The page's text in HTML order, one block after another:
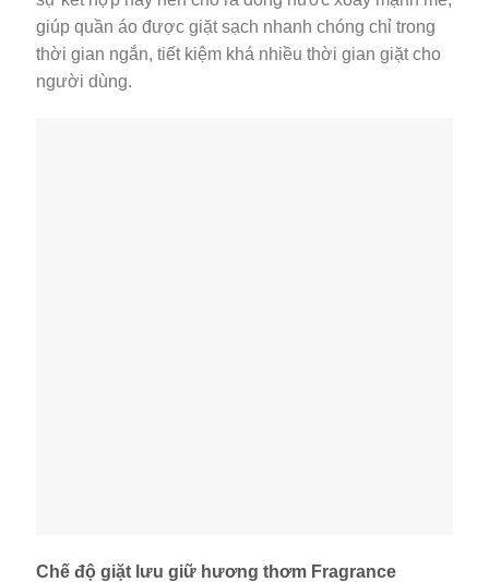
giúp quần áo được giặt sạch nhanh chóng chỉ trong
thời gian ngắn, tiết kiệm khá nhiều thời gian giặt cho
người dùng.
Chế độ giặt lưu giữ hương thơm Fragrance